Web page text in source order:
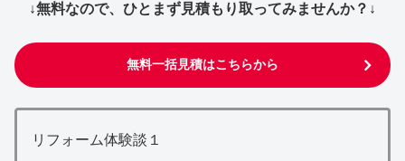
↓無料なので、ひとまず見積もり取ってみませんか？↓
無料一括見積はこちらから
リフォーム体験談１